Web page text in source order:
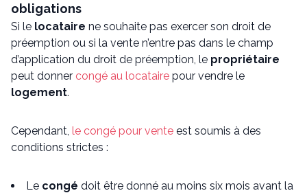
obligations
Si le locataire ne souhaite pas exercer son droit de
préemption ou si la vente n’entre pas dans le champ
d’application du droit de préemption, le propriétaire
peut donner congé au locataire pour vendre le
logement.
Cependant, le congé pour vente est soumis à des
conditions strictes :
Le congé doit être donné au moins six mois avant la